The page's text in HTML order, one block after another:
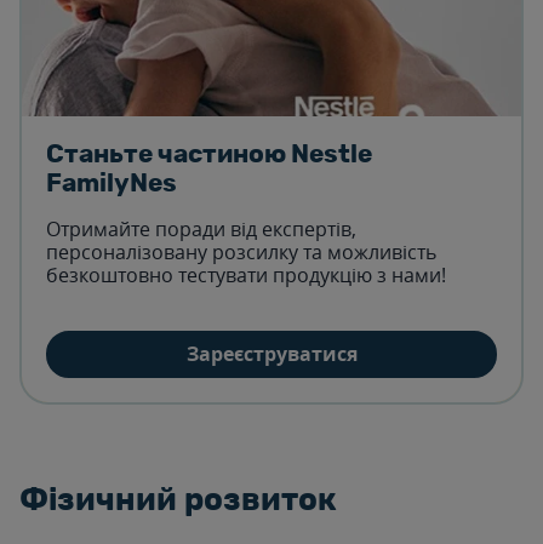
Станьте частиною Nestle
FamilyNes
Отримайте поради від експертів,
персоналізовану розсилку та можливість
безкоштовно тестувати продукцію з нами!
Зареєструватися
Фізичний розвиток